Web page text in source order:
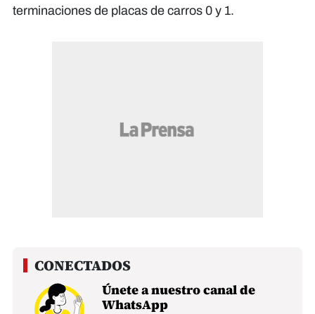
terminaciones de placas de carros 0 y 1.
Únete a nuestro canal de
WhatsApp